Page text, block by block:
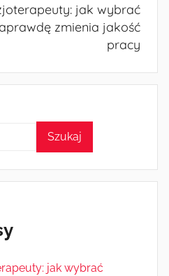
jak wybrać
zmienia jakość
pracy
Szukaj
jak wybrać